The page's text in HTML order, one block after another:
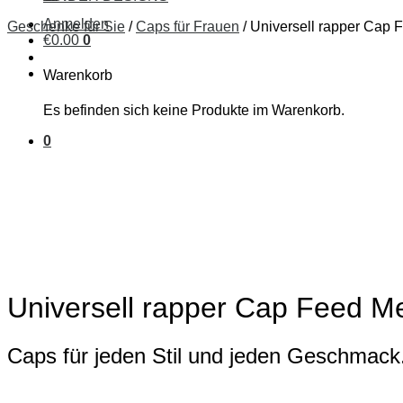
Anmelden
€0.00 0
Warenkorb
Es befinden sich keine Produkte im Warenkorb.
0
Geschenke für Sie / Caps für Frauen /Universell rapper Cap
Universell rapper Cap Feed
Caps für jeden Stil und jeden